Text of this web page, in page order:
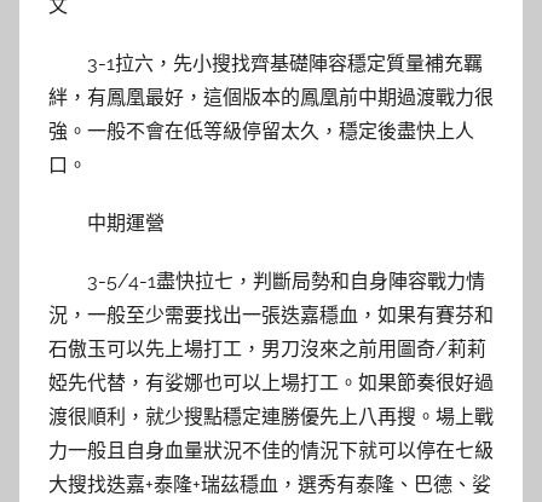
文
3-1拉六，先小搜找齊基礎陣容穩定質量補充羈
絆，有鳳凰最好，這個版本的鳳凰前中期過渡戰力很
強。一般不會在低等級停留太久，穩定後盡快上人
口。
中期運營
3-5/4-1盡快拉七，判斷局勢和自身陣容戰力情
況，一般至少需要找出一張迭嘉穩血，如果有賽芬和
石傲玉可以先上場打工，男刀沒來之前用圖奇/莉莉
婭先代替，有娑娜也可以上場打工。如果節奏很好過
渡很順利，就少搜點穩定連勝優先上八再搜。場上戰
力一般且自身血量狀況不佳的情況下就可以停在七級
大搜找迭嘉+泰隆+瑞茲穩血，選秀有泰隆、巴德、娑